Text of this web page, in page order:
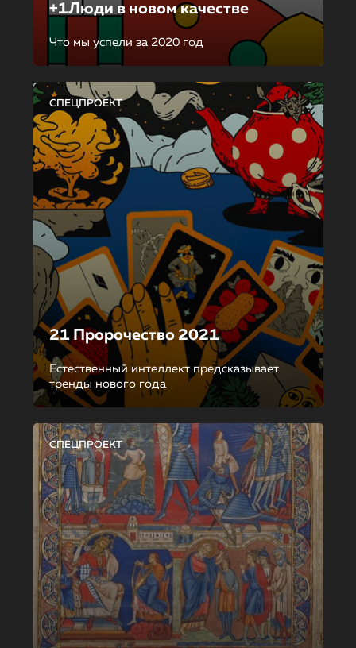
+1Люди в новом качестве
Что мы успели за 2020 год
СПЕЦПРОЕКТ
21 Пророчество 2021
Естественный интеллект предсказывает
тренды нового года
СПЕЦПРОЕКТ